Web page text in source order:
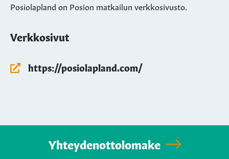
Posiolapland on Posion matkailun verkkosivusto.
Verkkosivut
https://posiolapland.com/
Yhteydenottolomake